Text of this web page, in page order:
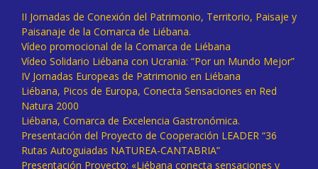
II Jornadas de Conexión del Patrimonio, Territorio, Paisaje y
Paisanaje de la Comarca de Liébana.
Vídeo promocional de la Comarca de Liébana
Vídeo Solidario Liébana con Ucrania: “Por un Mundo Mejor”
IV Jornadas Europeas de Patrimonio en Liébana
Liébana, Picos de Europa, Conecta Sensaciones en Red
Natura 2000
Liébana, Comarca de Excelencia Gastronómica.
Presentación del Proyecto de Cooperación LEADER “36
Rutas Autoguiadas NATUREA-CANTABRIA”
Presentación Proyecto: «Liébana conecta sensaciones y